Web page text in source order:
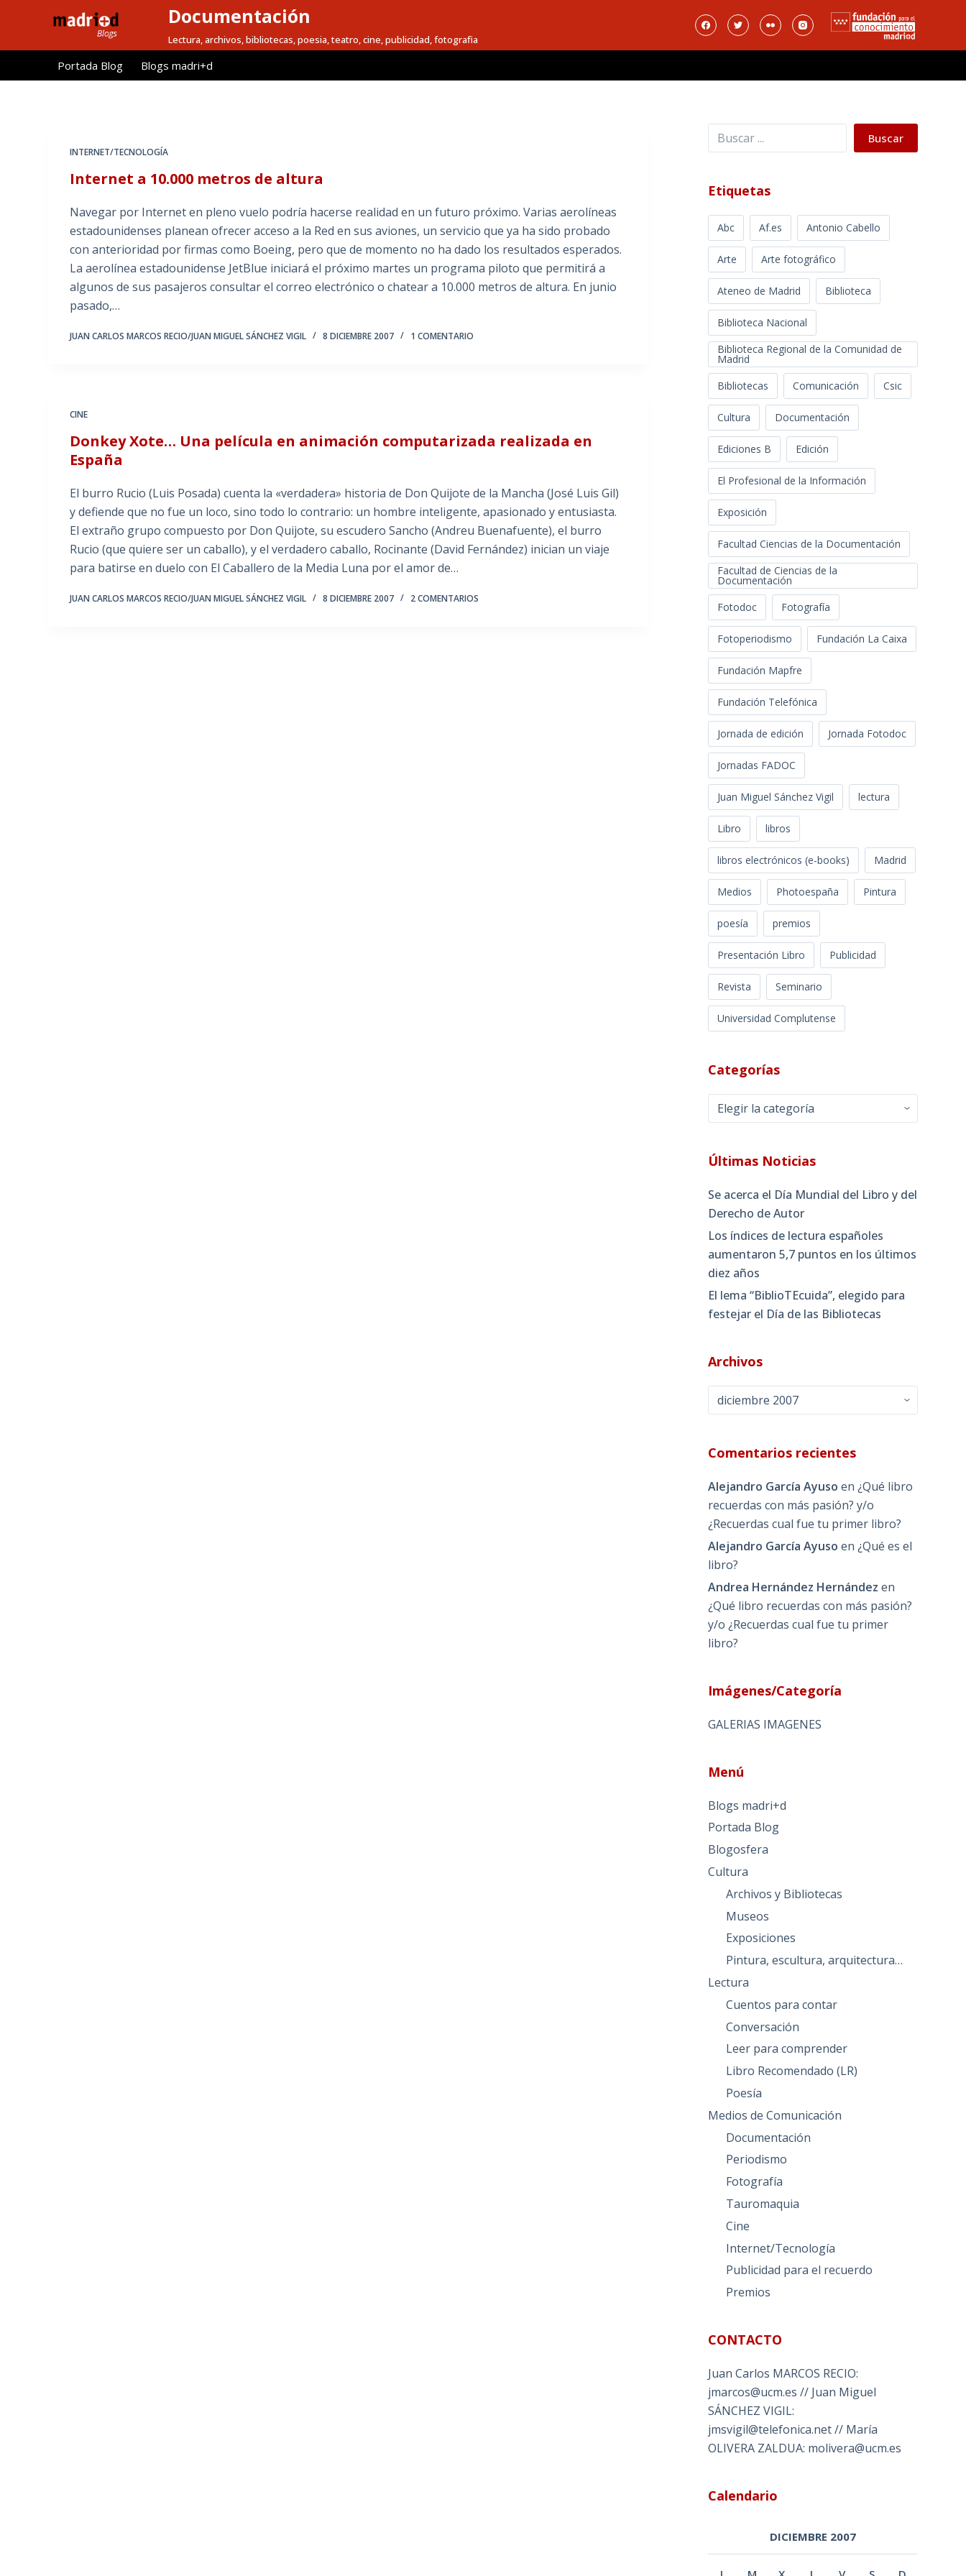
l
Documentación
Lectura, archivos, bibliotecas, poesia, teatro, cine, publicidad, fotografia
Portada Blog Blogs madri+d
INTERNET/TECNOLOGÍA
Internet a 10.000 metros de altura
Navegar por Internet en pleno vuelo podría hacerse realidad en un futuro próximo. Varias aerolíneas
estadounidenses planean ofrecer acceso a la Red en sus aviones, un servicio que ya ha sido probado
con anterioridad por firmas como Boeing, pero que de momento no ha dado los resultados esperados.
La aerolínea estadounidense JetBlue iniciará el próximo martes un programa piloto que permitirá a
algunos de sus pasajeros consultar el correo electrónico o chatear a 10.000 metros de altura. En junio
pasado,…
JUAN CARLOS MARCOS RECIO/JUAN MIGUEL SÁNCHEZ VIGIL 8 DICIEMBRE 2007 1 COMENTARIO
CINE
Donkey Xote… Una película en animación computarizada realizada en
España
El burro Rucio (Luis Posada) cuenta la «verdadera» historia de Don Quijote de la Mancha (José Luis Gil)
y defiende que no fue un loco, sino todo lo contrario: un hombre inteligente, apasionado y entusiasta.
El extraño grupo compuesto por Don Quijote, su escudero Sancho (Andreu Buenafuente), el burro
Rucio (que quiere ser un caballo), y el verdadero caballo, Rocinante (David Fernández) inician un viaje
para batirse en duelo con El Caballero de la Media Luna por el amor de…
JUAN CARLOS MARCOS RECIO/JUAN MIGUEL SÁNCHEZ VIGIL 8 DICIEMBRE 2007 2 COMENTARIOS
Buscar Buscar
Etiquetas
Abc Af.es Antonio Cabello
Arte Arte fotográfico
Ateneo de Madrid Biblioteca
Biblioteca Nacional
Biblioteca Regional de la Comunidad de
Madrid
Bibliotecas
Comunicación Csic
Cultura Documentación
Ediciones B Edición
El Profesional de la Información
Exposición
Facultad Ciencias de la Documentación
Facultad de Ciencias de la
Documentación
Fotodoc
Fotografía
Fotoperiodismo Fundación La Caixa
Fundación Mapfre
Fundación Telefónica
Jornada de edición Jornada Fotodoc
Jornadas FADOC
Juan Miguel Sánchez Vigil lectura
Libro libros
libros electrónicos (e-books) Madrid
Medios Photoespaña Pintura
poesía premios
Presentación Libro Publicidad
Revista Seminario
Universidad Complutense
Categorías
Categorías
Últimas Noticias
Se acerca el Día Mundial del Libro y del
Derecho de Autor
Los índices de lectura españoles
aumentaron 5,7 puntos en los últimos
diez años
El lema “BiblioTEcuida”, elegido para
festejar el Día de las Bibliotecas
Archivos
Archivos
Comentarios recientes
Alejandro García Ayuso en¿Qué libro
recuerdas con más pasión? y/o
¿Recuerdas cual fue tu primer libro?
Alejandro García Ayuso en¿Qué es el
libro?
Andrea Hernández Hernández en
¿Qué libro recuerdas con más pasión?
y/o ¿Recuerdas cual fue tu primer
libro?
Imágenes/Categoría
GALERIAS IMAGENES
Menú
Blogs madri+d
Portada Blog
Blogosfera
Cultura
Archivos y Bibliotecas
Museos
Exposiciones
Pintura, escultura, arquitectura…
Lectura
Cuentos para contar
Conversación
Leer para comprender
Libro Recomendado (LR)
Poesía
Medios de Comunicación
Documentación
Periodismo
Fotografía
Tauromaquia
Cine
Internet/Tecnología
Publicidad para el recuerdo
Premios
CONTACTO
Juan Carlos MARCOS RECIO:
jmarcos@ucm.es // Juan Miguel
SÁNCHEZ VIGIL:
jmsvigil@telefonica.net // María
OLIVERA ZALDUA: molivera@ucm.es
Calendario
DICIEMBRE 2007